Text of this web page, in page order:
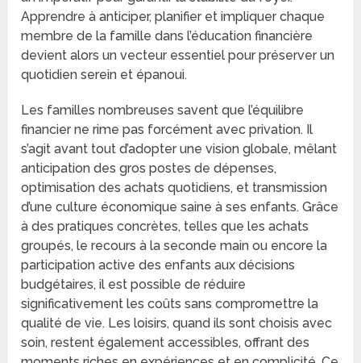
Apprendre à anticiper, planifier et impliquer chaque
membre de la famille dans l’éducation financière
devient alors un vecteur essentiel pour préserver un
quotidien serein et épanoui.
Les familles nombreuses savent que l’équilibre
financier ne rime pas forcément avec privation. Il
s’agit avant tout d’adopter une vision globale, mêlant
anticipation des gros postes de dépenses,
optimisation des achats quotidiens, et transmission
d’une culture économique saine à ses enfants. Grâce
à des pratiques concrètes, telles que les achats
groupés, le recours à la seconde main ou encore la
participation active des enfants aux décisions
budgétaires, il est possible de réduire
significativement les coûts sans compromettre la
qualité de vie. Les loisirs, quand ils sont choisis avec
soin, restent également accessibles, offrant des